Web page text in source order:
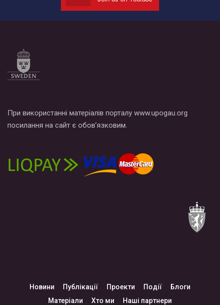
по этой ссылке и поставить лайк под видео.
При використанні матеріалів порталу www.upogau.org
посилання на сайт є обов’язковим.
Новини Публікації Проекти Події
Блоги
Матеріали
Хто ми Наші партнери